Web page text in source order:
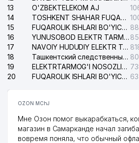
CABONO MChJ
GAZ PECHKA TA'MIRI
KORXONASI
KREATIV STUDIO KARAVAN
FOTOEFFEKT MChJ
43 DREAM DIZAYN GROUP MChJ
13
O'ZBEKTELEKOM AJ
14
TOSHKENT SHAHAR FUQAROLIK ISHLARI BO'YICHA SUDI
15
FUQAROLIK ISHLARI BO'YICHA YAKKASAROY TUMANLARARO SUDI
16
YUNUSOBOD ELEKTR TARMOG'I NOSOZLIKLARI XIZMATI
17
NAVOIY HUDUDIY ELEKTR TARMOQLARI KORXONASI AJ
18
Ташкентский следственный изолятор
19
ELEKTRTARMOG'I NOSOZLIKLARINI TO'ZATISH SERGELI XIZMATI
20
FUQAROLIK ISHLARI BO'YICHA UCH-TEPA TUMANI SUDI
OZON MChJ
Мне Озон помог выкарабкаться,
магазин в Самарканде начал
вовремя поняла, что обычный